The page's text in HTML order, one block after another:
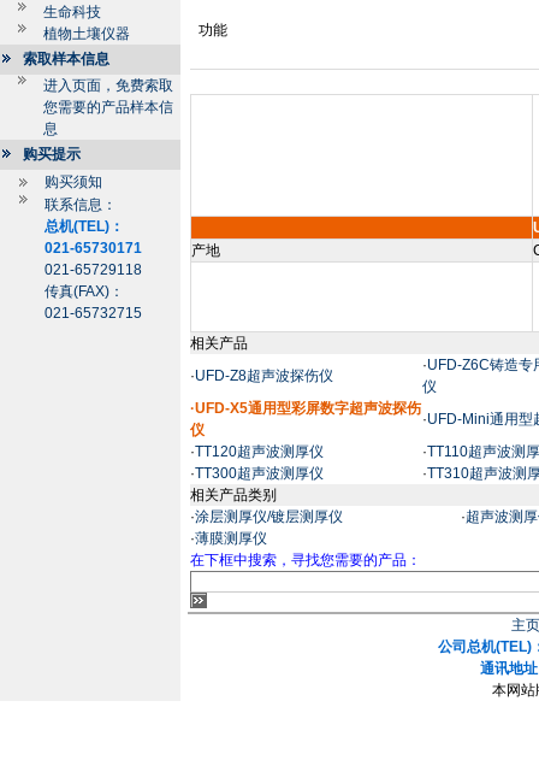
生命科技
植物土壤仪器
索取样本信息
进入页面，免费索取
您需要的产品样本信
息
购买提示
购买须知
联系信息：
总机(TEL)：
021-65730171
021-65729118
传真(FAX)：
021-65732715
功能
产地
相关产品
·UFD-Z8超声波探伤仪
·UFD-Z6C铸造专
仪
·UFD-X5通用型彩屏数字超声波探伤
仪
·UFD-Mini通用型
·TT120超声波测厚仪 ·TT110超声波测
·TT300超声波测厚仪 ·TT310超声波测
相关产品类别
·涂层测厚仪/镀层测厚仪 ·超声波测
·薄膜测厚仪
在下框中搜索，寻找您需要的产品：
主
公司总机
通讯地
本网